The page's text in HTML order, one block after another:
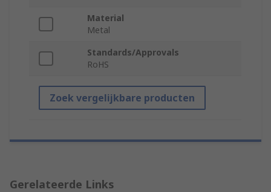
Material
Metal
Standards/Approvals
RoHS
Zoek vergelijkbare producten
Gerelateerde Links